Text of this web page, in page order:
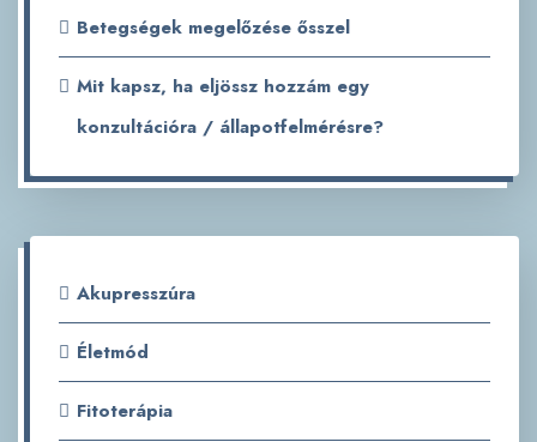
Betegségek megelőzése ősszel
Mit kapsz, ha eljössz hozzám egy
konzultációra / állapotfelmérésre?
Akupresszúra
Életmód
Fitoterápia